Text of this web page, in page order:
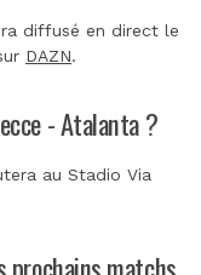
diffusé en direct le
DAZN.
- Atalanta ?
au Stadio Via